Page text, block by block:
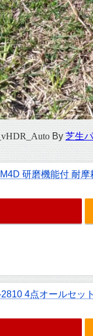
By 芝生
研磨機能付 耐
4点オールセッ